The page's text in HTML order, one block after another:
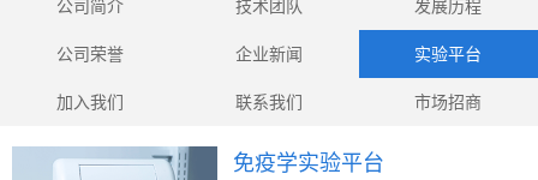
公司简介 技术团队 发展历程
公司荣誉 企业新闻 实验平台
加入我们 联系我们 市场招商
免疫学实验平台